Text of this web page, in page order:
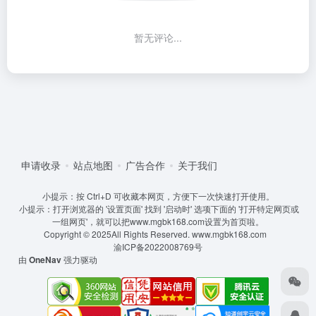
暂无评论...
申请收录 站点地图 广告合作 关于我们
小提示：按 Ctrl+D 可收藏本网页，方便下一次快速打开使用。
小提示：打开浏览器的 '设置页面' 找到 '启动时' 选项下面的 '打开特定网页或
一组网页'，就可以把www.mgbk168.com设置为首页啦。
Copyright © 2025All Rights Reserved. www.mgbk168.com
渝ICP备2022008769号
由 OneNav强力驱动